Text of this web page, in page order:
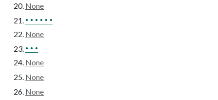
None
• • • • • •
None
• • •
None
None
None